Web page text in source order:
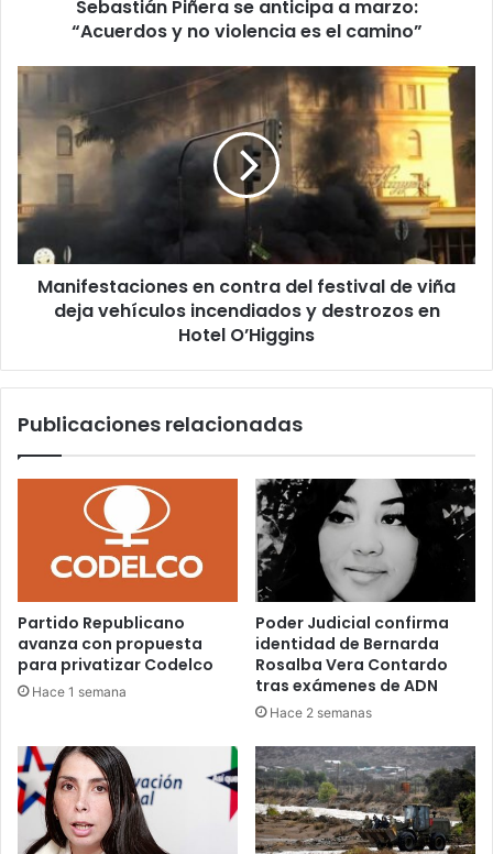
camino”
Sebastián Piñera se anticipa a marzo:
“Acuerdos y no violencia es el camino”
Manifestaciones
contra
del
viña
deja
vehículos
incendiados
Hotel
Manifestaciones en contra del festival de viña
deja vehículos incendiados y destrozos en
Hotel O’Higgins
Publicaciones relacionadas
Partido Republicano
avanza con propuesta
para privatizar Codelco
Hace 1 semana
Poder Judicial confirma
identidad de Bernarda
Rosalba Vera Contardo
tras exámenes de ADN
Hace 2 semanas